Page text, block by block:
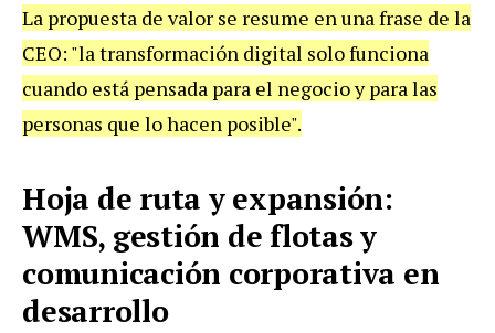
La propuesta de valor se resume en una frase de la
CEO: "la transformación digital solo funciona
cuando está pensada para el negocio y para las
personas que lo hacen posible".
Hoja de ruta y expansión:
WMS, gestión de flotas y
comunicación corporativa en
desarrollo